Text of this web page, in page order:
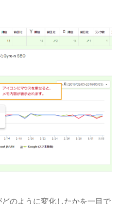
のように変化したかを一目で